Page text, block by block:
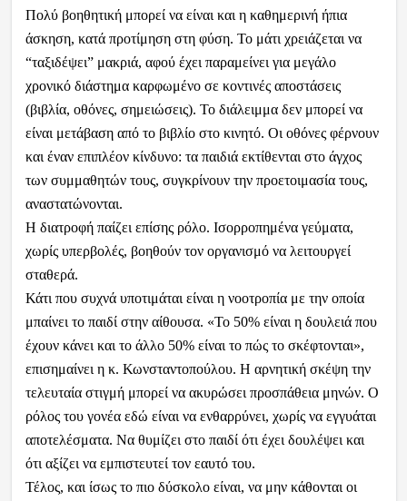
Πολύ βοηθητική μπορεί να είναι και η καθημερινή ήπια
άσκηση, κατά προτίμηση στη φύση. Το μάτι χρειάζεται να
“ταξιδέψει” μακριά, αφού έχει παραμείνει για μεγάλο
χρονικό διάστημα καρφωμένο σε κοντινές αποστάσεις
(βιβλία, οθόνες, σημειώσεις). Το διάλειμμα δεν μπορεί να
είναι μετάβαση από το βιβλίο στο κινητό. Οι οθόνες φέρνουν
και έναν επιπλέον κίνδυνο: τα παιδιά εκτίθενται στο άγχος
των συμμαθητών τους, συγκρίνουν την προετοιμασία τους,
αναστατώνονται.
Η διατροφή παίζει επίσης ρόλο. Ισορροπημένα γεύματα,
χωρίς υπερβολές, βοηθούν τον οργανισμό να λειτουργεί
σταθερά.
Κάτι που συχνά υποτιμάται είναι η νοοτροπία με την οποία
μπαίνει το παιδί στην αίθουσα. «Το 50% είναι η δουλειά που
έχουν κάνει και το άλλο 50% είναι το πώς το σκέφτονται»,
επισημαίνει η κ. Κωνσταντοπούλου. Η αρνητική σκέψη την
τελευταία στιγμή μπορεί να ακυρώσει προσπάθεια μηνών. Ο
ρόλος του γονέα εδώ είναι να ενθαρρύνει, χωρίς να εγγυάται
αποτελέσματα. Να θυμίζει στο παιδί ότι έχει δουλέψει και
ότι αξίζει να εμπιστευτεί τον εαυτό του.
Τέλος, και ίσως το πιο δύσκολο είναι, να μην κάθονται οι